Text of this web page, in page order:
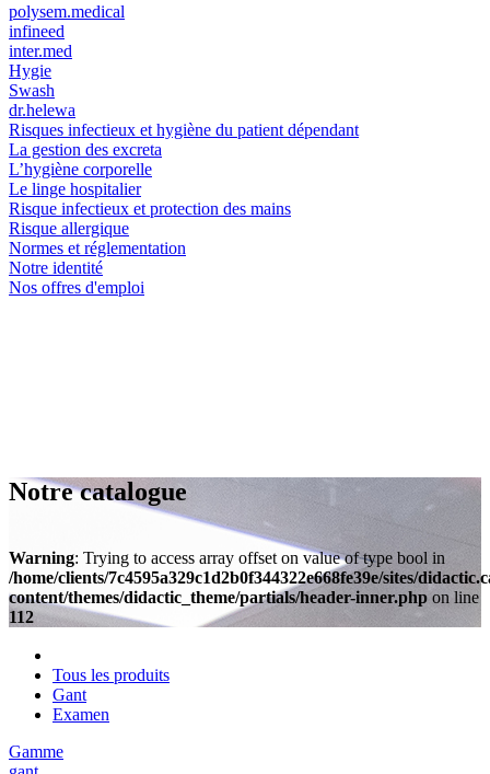
polysem.medical
infineed
inter.med
Hygie
Swash
dr.helewa
Risques infectieux et hygiène du patient dépendant
La gestion des excreta
L’hygiène corporelle
Le linge hospitalier
Risque infectieux et protection des mains
Risque allergique
Normes et réglementation
Notre identité
Nos offres d'emploi
Notre catalogue
Warning: Trying to access array offset on value of type bool in
/home/clients/7c4595a329c1d2b0f344322e668fe39e/sites/
content/themes/didactic_theme/partials/header-inner.php on line
112
Tous les produits
Gant
Examen
Gamme